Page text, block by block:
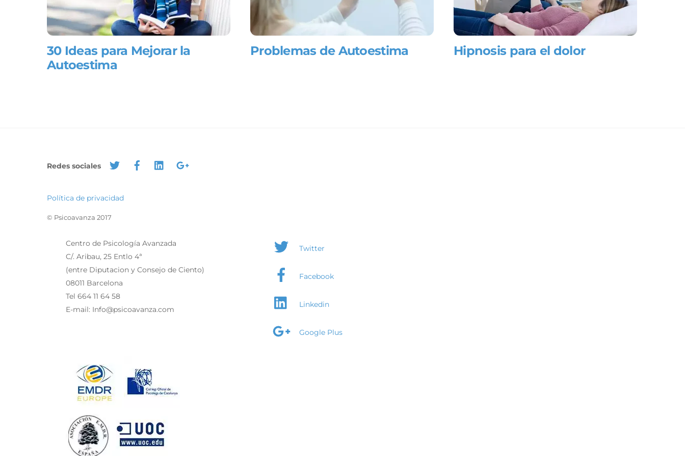
30 Ideas para Mejorar la
Autoestima
Problemas de Autoestima Hipnosis para el dolor
Redes sociales
Política de privacidad
© Psicoavanza 2017
Centro de Psicología Avanzada
C/. Aribau, 25 Entlo 4ª
(entre Diputacion y Consejo de Ciento)
08011 Barcelona
Tel 664 11 64 58
E-mail: Info@psicoavanza.com
Twitter
Facebook
Linkedin
Google Plus